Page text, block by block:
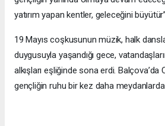
yatırım yapan kentler, geleceğini
19 Mayıs coşkusunun müzik, halk
duygusuyla yaşandığı gece,
alkışları eşliğinde sona erdi. Balçova’da
gençliğin ruhu bir kez daha